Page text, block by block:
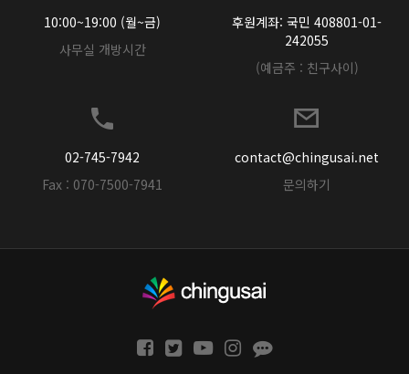
10:00~19:00 (월~금)
사무실 개방시간
후원계좌: 국민 408801-01-
242055
(예금주 : 친구사이)
02-745-7942
Fax : 070-7500-7941
contact@chingusai.net
문의하기